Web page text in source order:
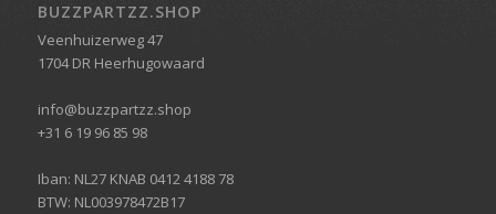
BUZZPARTZZ.SHOP
Veenhuizerweg 47
1704 DR Heerhugowaard
info@buzzpartzz.shop
+31 6 19 96 85 98
Iban: NL27 KNAB 0412 4188 78
BTW: NL003978472B17